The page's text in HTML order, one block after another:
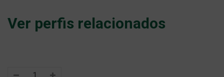
Ver perfis relacionados